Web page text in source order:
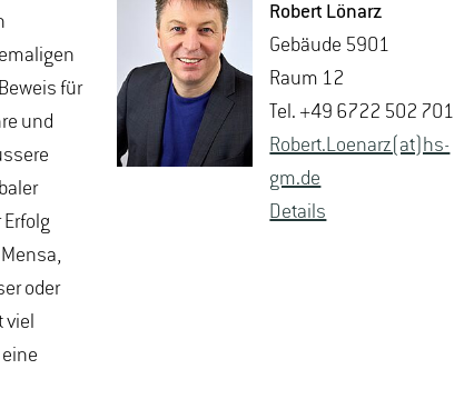
für
und
oder
viel
Ro­bert Lö­n­arz
Ge­bäu­de 5901
Raum 12
Tel. +49 6722 502 701
Ro­bert.Lo­en­arz(at)hs-​
gm.​de
De­tails